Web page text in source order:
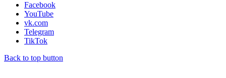
Facebook
YouTube
vk.com
Telegram
TikTok
Back to top button